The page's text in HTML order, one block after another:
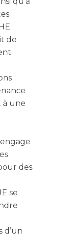
de
à une
des
se
d’un